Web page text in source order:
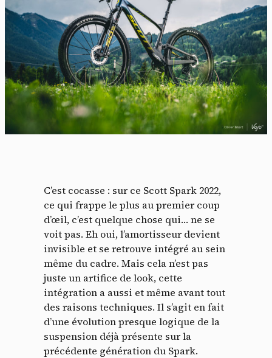
C’est cocasse : sur ce Scott Spark 2022,
ce qui frappe le plus au premier coup
d’œil, c’est quelque chose qui… ne se
voit pas. Eh oui, l’amortisseur devient
invisible et se retrouve intégré au sein
même du cadre. Mais cela n’est pas
juste un artifice de look, cette
intégration a aussi et même avant tout
des raisons techniques. Il s’agit en fait
d’une évolution presque logique de la
suspension déjà présente sur la
précédente génération du Spark.